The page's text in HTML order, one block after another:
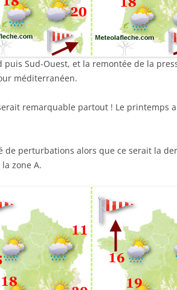
Sud-Ouest, et la remontée de la
méditerranéen.
remarquable partout ! Le printemps
de perturbations alors que ce serait la
zone A.